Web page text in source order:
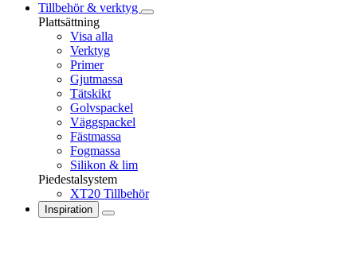
Tillbehör & verktyg
Plattsättning
Visa alla
Verktyg
Primer
Gjutmassa
Tätskikt
Golvspackel
Väggspackel
Fästmassa
Fogmassa
Silikon & lim
Piedestalsystem
XT20 Tillbehör
Inspiration